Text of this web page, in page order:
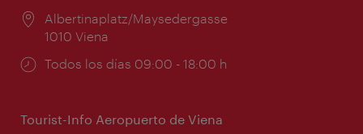
Lugar:
Albertinaplatz/Maysedergasse
1010 Viena
Horarios
Todos los días 09:00 - 18:00 h
Tourist-Info Aeropuerto de Viena